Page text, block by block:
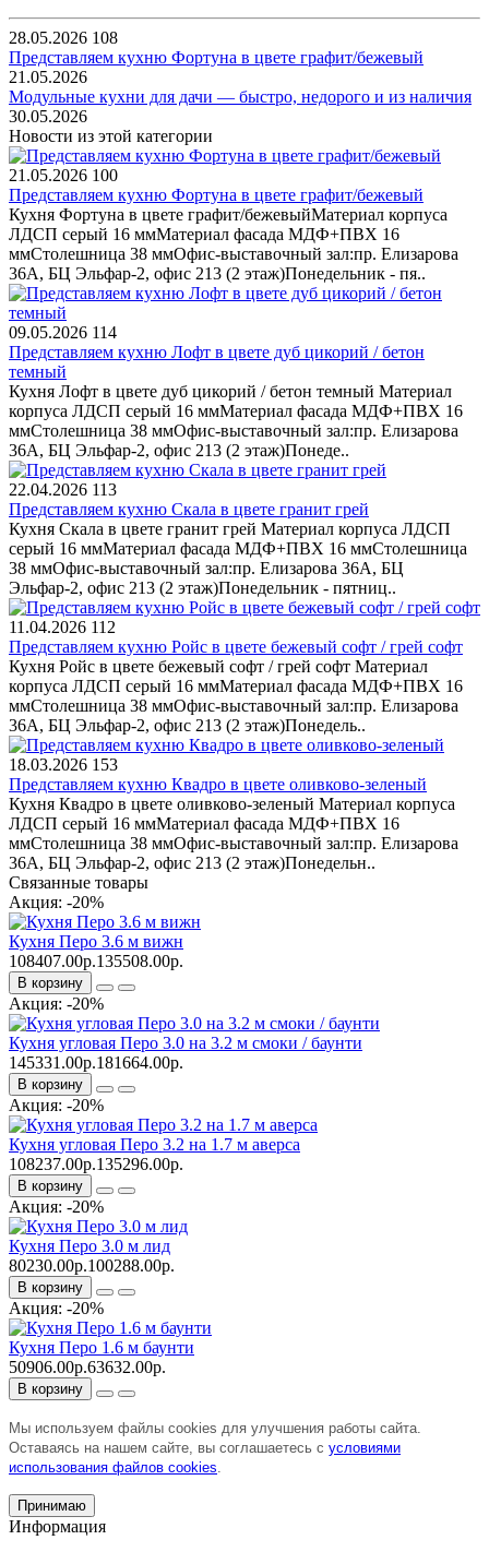
28.05.2026 108
Представляем кухню Фортуна в цвете графит/бежевый
21.05.2026
Модульные кухни для дачи — быстро, недорого и из наличия
30.05.2026
Новости из этой категории
21.05.2026 100
Представляем кухню Фортуна в цвете графит/бежевый
Кухня Фортуна в цвете графит/бежевыйМатериал корпуса
ЛДСП серый 16 ммМатериал фасада МДФ+ПВХ 16
ммСтолешница 38 ммОфис-выставочный зал:пр. Елизарова
36А, БЦ Эльфар-2, офис 213 (2 этаж)Понедельник - пя..
09.05.2026 114
Представляем кухню Лофт в цвете дуб цикорий / бетон
темный
Кухня Лофт в цвете дуб цикорий / бетон темный Материал
корпуса ЛДСП серый 16 ммМатериал фасада МДФ+ПВХ 16
ммСтолешница 38 ммОфис-выставочный зал:пр. Елизарова
36А, БЦ Эльфар-2, офис 213 (2 этаж)Понеде..
22.04.2026 113
Представляем кухню Скала в цвете гранит грей
Кухня Скала в цвете гранит грей Материал корпуса ЛДСП
серый 16 ммМатериал фасада МДФ+ПВХ 16 ммСтолешница
38 ммОфис-выставочный зал:пр. Елизарова 36А, БЦ
Эльфар-2, офис 213 (2 этаж)Понедельник - пятниц..
11.04.2026 112
Представляем кухню Ройс в цвете бежевый софт / грей софт
Кухня Ройс в цвете бежевый софт / грей софт Материал
корпуса ЛДСП серый 16 ммМатериал фасада МДФ+ПВХ 16
ммСтолешница 38 ммОфис-выставочный зал:пр. Елизарова
36А, БЦ Эльфар-2, офис 213 (2 этаж)Понедель..
18.03.2026 153
Представляем кухню Квадро в цвете оливково-зеленый
Кухня Квадро в цвете оливково-зеленый Материал корпуса
ЛДСП серый 16 ммМатериал фасада МДФ+ПВХ 16
ммСтолешница 38 ммОфис-выставочный зал:пр. Елизарова
36А, БЦ Эльфар-2, офис 213 (2 этаж)Понедельн..
Связанные товары
Акция: -20%
Кухня Перо 3.6 м вижн
108407.00р.135508.00р.
В корзину
Акция: -20%
Кухня угловая Перо 3.0 на 3.2 м смоки / баунти
145331.00р.181664.00р.
В корзину
Акция: -20%
Кухня угловая Перо 3.2 на 1.7 м аверса
108237.00р.135296.00р.
В корзину
Акция: -20%
Кухня Перо 3.0 м лид
80230.00р.100288.00р.
В корзину
Акция: -20%
Кухня Перо 1.6 м баунти
50906.00р.63632.00р.
В корзину
Мы используем файлы cookies для улучшения работы сайта.
Оставаясь на нашем сайте, вы соглашаетесь с условиями
использования файлов cookies
Принимаю
Информация